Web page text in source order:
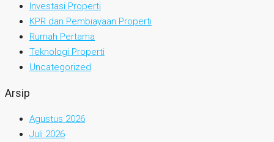
Investasi Properti
KPR dan Pembiayaan Properti
Rumah Pertama
Teknologi Properti
Uncategorized
Arsip
Agustus 2026
Juli 2026